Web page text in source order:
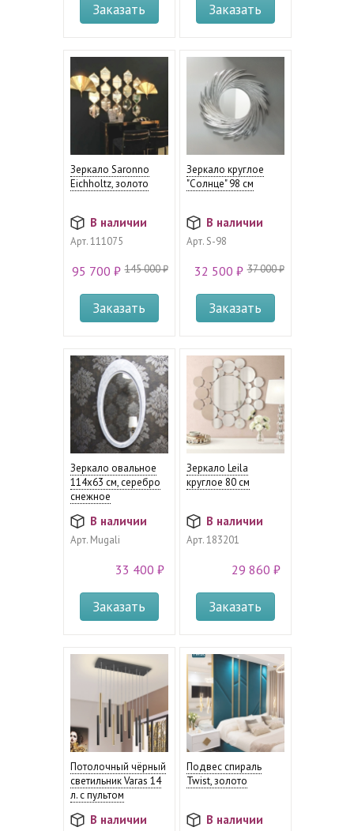
Заказать Заказать
Зеркало Saronno
Eichholtz, золото
В наличии
Арт.111075
145 000 ₽
95 700 ₽
Заказать
Зеркало круглое
"Солнце" 98 см
В наличии
Арт.S-98
37 000 ₽
32 500 ₽
Заказать
Зеркало овальное
114x63 см, серебро
снежное
В наличии
Арт.Mugali
33 400 ₽
Заказать
Зеркало Leila
круглое 80 см
В наличии
Арт.183201
29 860 ₽
Заказать
Потолочный чёрный
светильник Varas 14
л. с пультом
В наличии
Подвес спираль
Twist, золото
В наличии